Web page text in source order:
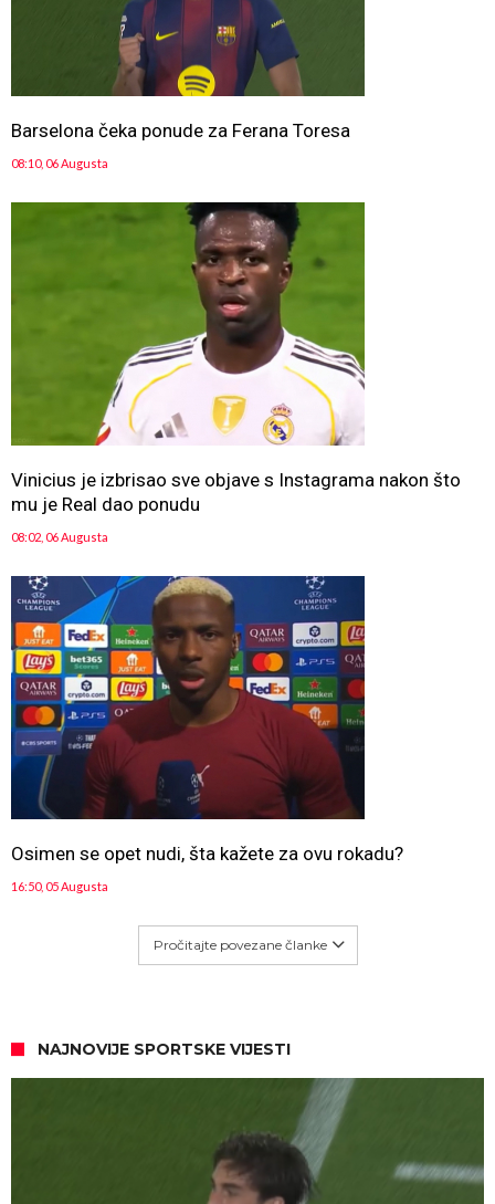
Barselona čeka ponude za Ferana Toresa
08:10, 06 Augusta
Vinicius je izbrisao sve objave s Instagrama nakon što
mu je Real dao ponudu
08:02, 06 Augusta
Osimen se opet nudi, šta kažete za ovu rokadu?
16:50, 05 Augusta
Pročitajte povezane članke
NAJNOVIJE SPORTSKE VIJESTI